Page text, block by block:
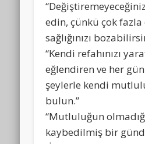
edin, çünkü çok fazla
sağlığınızı
“Kendi refahınızı
eğlendiren ve her
şeylerle kendi
bulun.”
“Mutluluğun
kaybedilmiş bir